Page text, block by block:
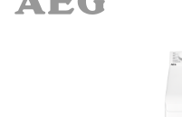
Bildergalerie überspringen